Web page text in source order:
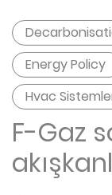
Energy Policy
Hvac
F-Gaz